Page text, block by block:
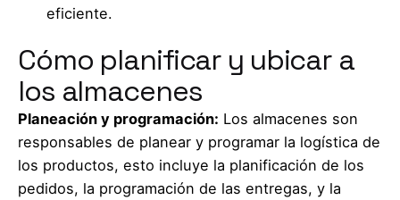
eficiente.
Cómo planificar y ubicar a
los almacenes
Planeación y programación: Los almacenes son
responsables de planear y programar la logística de
los productos, esto incluye la planificación de los
pedidos, la programación de las entregas, y la